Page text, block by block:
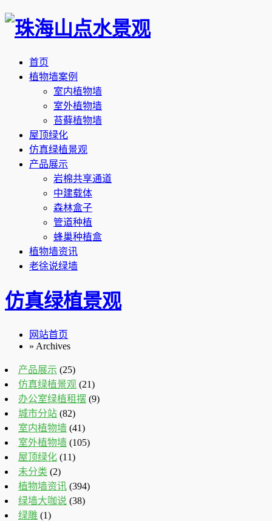
首页
植物墙案例
室内植物墙
室外植物墙
苔藓植物墙
屋顶绿化
仿真绿植景观
产品展示
岩棉共享通道
中建载体
森林盒子
管道种植
蜂巢种植盒
植物墙资讯
老徐说绿墙
仿真绿植景观
网站首页
» Archives
产品展示 (25)
仿真绿植景观 (21)
办公室绿植租摆 (9)
城市分站 (82)
室内植物墙 (41)
室外植物墙 (105)
屋顶绿化 (11)
未分类 (2)
植物墙资讯 (394)
绿墙大咖说 (38)
绿雕 (1)